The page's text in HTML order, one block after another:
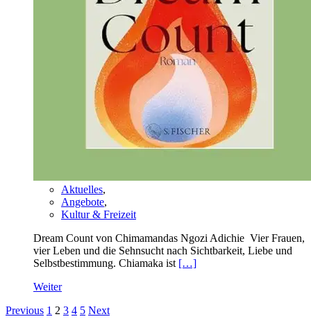
Aktuelles,
Angebote,
Kultur & Freizeit
Dream Count von Chimamandas Ngozi Adichie Vier Frauen,
vier Leben und die Sehnsucht nach Sichtbarkeit, Liebe und
Selbstbestimmung. Chiamaka ist […]
Weiter
Previous 1 2 3 4 5 Next